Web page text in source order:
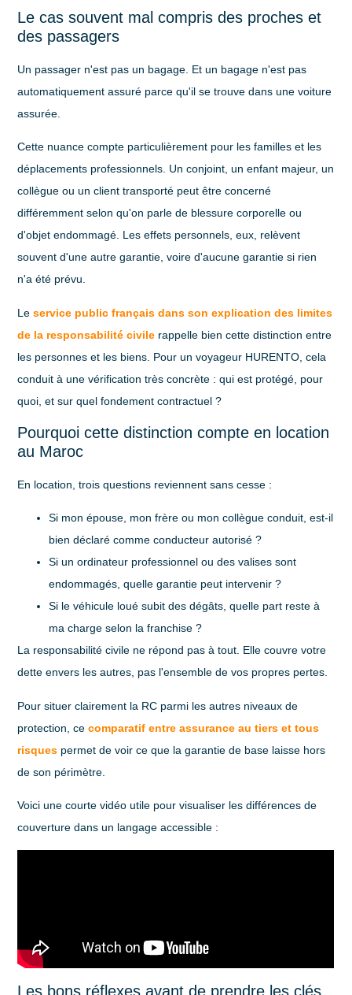
Le cas souvent mal compris des proches et
des passagers
Un passager n'est pas un bagage. Et un bagage n'est pas
automatiquement assuré parce qu'il se trouve dans une voiture
assurée.
Cette nuance compte particulièrement pour les familles et les
déplacements professionnels. Un conjoint, un enfant majeur, un
collègue ou un client transporté peut être concerné
différemment selon qu'on parle de blessure corporelle ou
d'objet endommagé. Les effets personnels, eux, relèvent
souvent d'une autre garantie, voire d'aucune garantie si rien
n'a été prévu.
Leservice public français dans son explication des limites
de la responsabilité civile rappelle bien cette distinction entre
les personnes et les biens. Pour un voyageur HURENTO, cela
conduit à une vérification très concrète : qui est protégé, pour
quoi, et sur quel fondement contractuel ?
Pourquoi cette distinction compte en location
au Maroc
En location, trois questions reviennent sans cesse :
Si mon épouse, mon frère ou mon collègue conduit, est-il
bien déclaré comme conducteur autorisé ?
Si un ordinateur professionnel ou des valises sont
endommagés, quelle garantie peut intervenir ?
Si le véhicule loué subit des dégâts, quelle part reste à
ma charge selon la franchise ?
La responsabilité civile ne répond pas à tout. Elle couvre votre
dette envers les autres, pas l'ensemble de vos propres pertes.
Pour situer clairement la RC parmi les autres niveaux de
protection, cecomparatif entre assurance au tiers et tous
risques permet de voir ce que la garantie de base laisse hors
de son périmètre.
Voici une courte vidéo utile pour visualiser les différences de
couverture dans un langage accessible :
Les bons réflexes avant de prendre les clés